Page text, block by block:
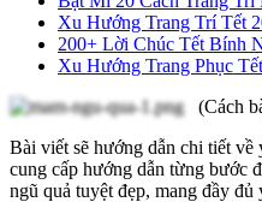
Xu Hướng Trang Trí Tết
200+ Lời Chúc Tết Bính
Xu Hướng Trang Phục
(Cách
Bài viết sẽ hướng dẫn chi tiết về
cung cấp hướng dẫn từng bước
ngũ quả tuyệt đẹp, mang đầy